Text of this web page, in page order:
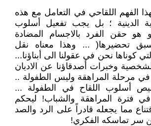
الفهم اللقاحي في التعامل مع هذه
الدينية ؛ بل يجب تفعيل أسلوب
هو حقن الفرد بالاجسام المضادة
تحضيرها( ... وهذا معناه نقل
كوناها نحن في عقولنا الى أبناؤنا...
وخبرات أصدقاؤنا عن الاديان
في مرحلة المراهقة وليس الطفولة ..
أسلوب اللقاح في الطفولة ...
فترة المراهقة والشباب! ليحكم
مما يجعله قادراً على الرد والصد
سر تماسكه الفكري!